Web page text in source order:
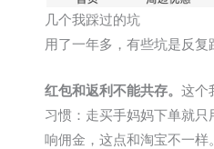
几个我踩过的坑
用了一年多，有些坑是反复
红包和返利不能共存。这个
习惯：走买手妈妈下单就
响佣金，这点和淘宝不一样。